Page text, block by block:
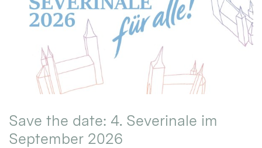
Save the date: 4. Severinale im
September 2026